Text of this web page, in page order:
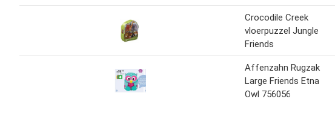
Crocodile Creek
vloerpuzzel Jungle
Friends
Affenzahn Rugzak
Large Friends Etna
Owl 756056